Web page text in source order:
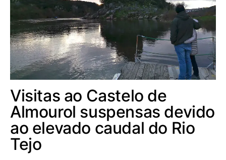
Visitas ao Castelo de
Almourol suspensas devido
ao elevado caudal do Rio
Tejo